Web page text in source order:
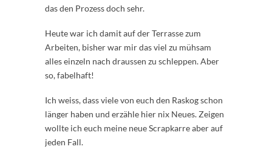
das den Prozess doch sehr.
Heute war ich damit auf der Terrasse zum
Arbeiten, bisher war mir das viel zu mühsam
alles einzeln nach draussen zu schleppen. Aber
so, fabelhaft!
Ich weiss, dass viele von euch den Raskog schon
länger haben und erzähle hier nix Neues. Zeigen
wollte ich euch meine neue Scrapkarre aber auf
jeden Fall.